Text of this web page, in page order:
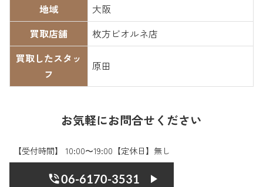
地域
大阪
買取店舗
枚方ビオルネ店
買取したスタッ
フ
原田
お気軽にお問合せください
【受付時間】 10:00〜19:00【定休日】無し
06-6170-3531